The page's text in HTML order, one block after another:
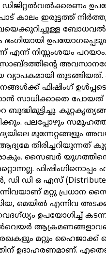
കാലം ഇരുട്ടത്ത്
ഭംഗിയായി
എന്ന് നിസ്സംശയം പറയാം.
വ്യാപകമായി
ഫിഷിംഗ്
സാധിക്കാതെ
പലപ്പോഴും
മുന്നേറ്റങ്ങളും
തിരിച്ചറിയുന്നത്
സൈബര്‍
ഡി ഒ എസ് (Distributed
മറ്റു പ്രധാന
മെയിൽ എന്നിവ
ഉപയോഗിച്ച്
ആക്രമണങ്ങളാവട്ടെ
മറ്റും ഹൈജാക്ക്
ഉദാഹരണമാണ്.